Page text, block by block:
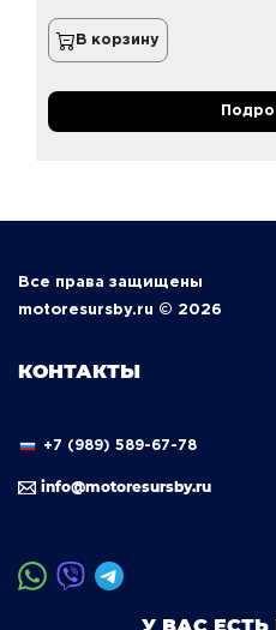
В корзину
Все права защищены
motoresursby.ru © 2026
КОНТАКТЫ
+7 (989) 589-67-78
info@motoresursby.ru